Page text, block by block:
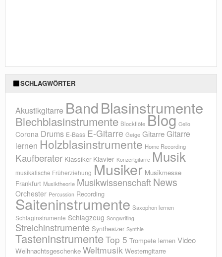
SCHLAGWÖRTER
Akustikgitarre BandBlasinstrumente
Blechblasinstrumente Blockflöte Blog Cello
Corona Drums E-Bass E-Gitarre Geige GitarreGitarre
lernen Holzblasinstrumente Home Recording
Kaufberater Klassiker Klavier Konzertgitarre Musik
musikalische Früherziehung Musiker Musikmesse
Frankfurt Musiktheorie MusikwissenschaftNews
Orchester Percussion Recording
Saiteninstrumente Saxophon lernen
Schlaginstrumente Schlagzeug Songwriting
Streichinstrumente Synthesizer Synthie
TasteninstrumenteTop 5 Trompete lernen Video
Weihnachtsgeschenke Weltmusik Westerngitarre